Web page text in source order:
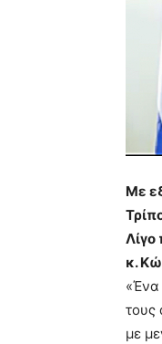
Με
Λίγο
κ.
«Ένα
τους
με